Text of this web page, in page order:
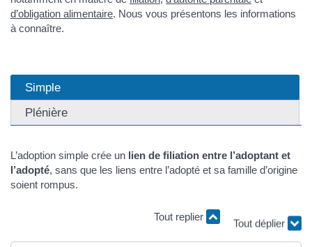
d’obligation alimentaire. Nous vous présentons les informations
à connaître.
Simple
Plénière
L’adoption simple crée un lien de filiation entre l’adoptant et
l’adopté, sans que les liens entre l’adopté et sa famille d’origine
soient rompus.
Tout replier
Tout déplier